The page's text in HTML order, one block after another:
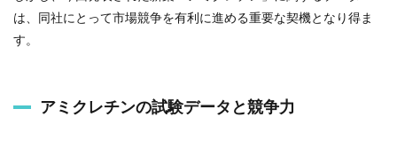
は、同社にとって市場競争を有利に進める重要な契機となり得ま
す。
アミクレチンの試験データと競争力